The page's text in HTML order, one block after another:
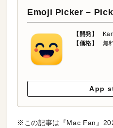
Emoji Picker –
【開発】
【価格】
無
App
※この記事は『Mac Fan』